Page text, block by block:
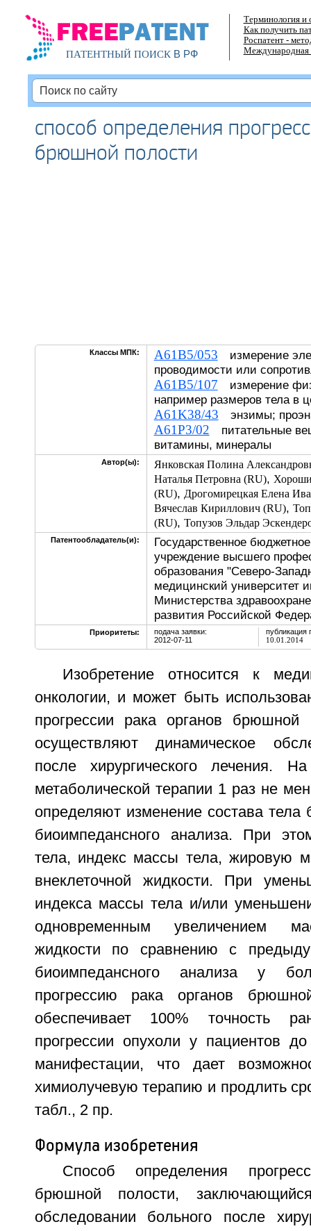
ПАТЕНТНЫЙ ПОИСКВ РФ
Терминология и
Как получить
Роспатент -
Международная
способ определения
брюшной полости
Классы МПК: A61B5/053 измерение
проводимости или
A61B5/107 измерение
например размеров тела в
A61K38/43 энзимы;
A61P3/02 питательные
витамины, минералы
Автор(ы):
Янковская Полина
Наталья Петровна (RU),
(RU), Дрогомирецкая Елена
Вячеслав Кириллович (RU),
(RU), Топузов Эльдар
Патентообладатель(и):
Государственное
учреждение высшего
образования "Северо-
медицинский университет
Министерства
развития Российской
Приоритеты:
подача заявки:
2012-07-11
публикация
10.01.2014
Изобретение относится к
онкологии, и может быть
прогрессии рака органов брюшной
осуществляют динамическое
после хирургического лечения.
метаболической терапии 1 раз не
определяют изменение состава
биоимпедансного анализа. При
тела, индекс массы тела, жировую
внеклеточной жидкости. При
индекса массы тела и/или
одновременным увеличением
жидкости по сравнению с
биоимпедансного анализа у
прогрессию рака органов
обеспечивает 100% точность
прогрессии опухоли у пациентов до
манифестации, что дает
химиолучевую терапию и продлить
табл., 2 пр.
Формула изобретения
Способ определения
брюшной полости,
обследовании больного после